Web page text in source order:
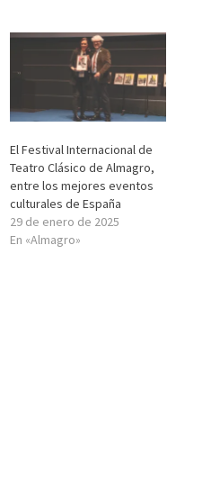
El Festival Internacional de
Teatro Clásico de Almagro,
entre los mejores eventos
culturales de España
29 de enero de 2025
En «Almagro»